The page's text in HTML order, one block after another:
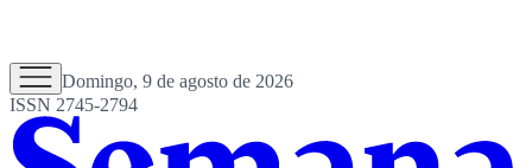
Domingo, 9 de agosto de 2026
ISSN 2745-2794